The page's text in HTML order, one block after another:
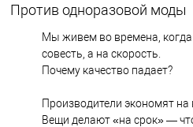
Против одноразовой моды
Мы живем во времена,
совесть, а на скорость.
Почему качество падает?
Производители экономят
Вещи делают «на срок» —